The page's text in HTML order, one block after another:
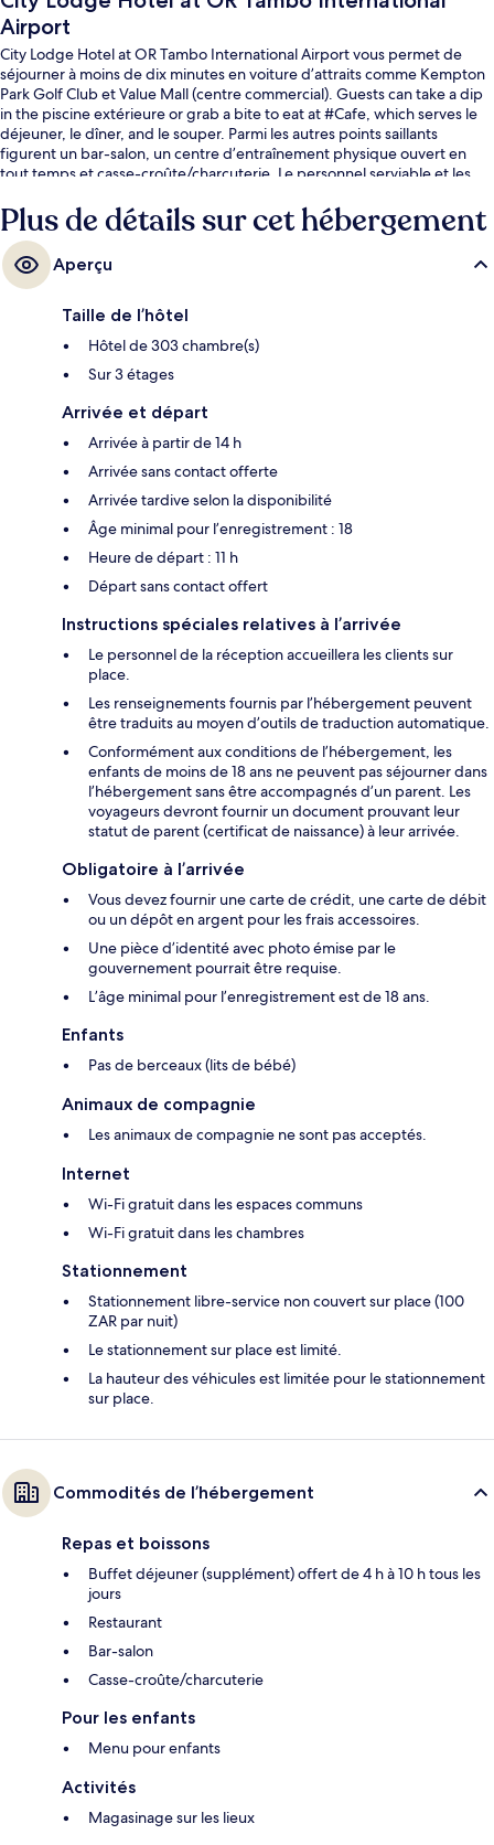
Airport
City Lodge Hotel at OR Tambo International Airport vous permet de
séjourner à moins de dix minutes en voiture d’attraits comme Kempton
Park Golf Club et Value Mall (centre commercial). Guests can take a dip
in the piscine extérieure or grab a bite to eat at #Cafe, which serves le
déjeuner, le dîner, and le souper. Parmi les autres points saillants
figurent un bar-salon, un centre d’entraînement physique ouvert en
tout temps et casse-croûte/charcuterie. Le personnel serviable et les
Plus de détails sur cet hébergement
Aperçu
Taille de l’hôtel
Hôtel de 303 chambre(s)
Sur 3 étages
Arrivée et départ
Arrivée à partir de 14 h
Arrivée sans contact offerte
Arrivée tardive selon la disponibilité
Âge minimal pour l’enregistrement : 18
Heure de départ : 11 h
Départ sans contact offert
Instructions spéciales relatives à l’arrivée
Le personnel de la réception accueillera les clients sur
place.
Les renseignements fournis par l’hébergement peuvent
être traduits au moyen d’outils de traduction automatique.
Conformément aux conditions de l’hébergement, les
enfants de moins de 18 ans ne peuvent pas séjourner dans
l’hébergement sans être accompagnés d’un parent. Les
voyageurs devront fournir un document prouvant leur
statut de parent (certificat de naissance) à leur arrivée.
Obligatoire à l’arrivée
Vous devez fournir une carte de crédit, une carte de débit
ou un dépôt en argent pour les frais accessoires.
Une pièce d’identité avec photo émise par le
gouvernement pourrait être requise.
L’âge minimal pour l’enregistrement est de 18 ans.
Enfants
Pas de berceaux (lits de bébé)
Animaux de compagnie
Les animaux de compagnie ne sont pas acceptés.
Internet
Wi-Fi gratuit dans les espaces communs
Wi-Fi gratuit dans les chambres
Stationnement
Stationnement libre-service non couvert sur place (100
ZAR par nuit)
Le stationnement sur place est limité.
La hauteur des véhicules est limitée pour le stationnement
sur place.
Commodités de l’hébergement
Repas et boissons
Buffet déjeuner (supplément) offert de 4 h à 10 h tous les
jours
Restaurant
Bar-salon
Casse-croûte/charcuterie
Pour les enfants
Menu pour enfants
Activités
Magasinage sur les lieux